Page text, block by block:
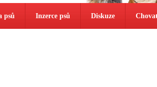
psů Inzerce psů Diskuze